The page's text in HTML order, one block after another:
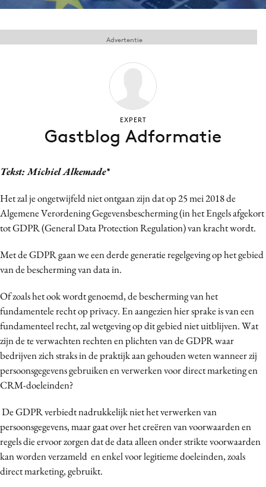
Events
Vacatures
Carriere
Contentmarketing
Craft
Customer Experience
Data & Insights
Design
Diversiteit
Effectiviteit
Gedragsverandering
Influencer marketing
Interne communicatie
Martech
Media
Merkstrategie
PR
Programmatic
Purpose Marketing
Tekst: Michiel Alkemade*
Het zal je ongetwijfeld niet ontgaan zijn dat op 25 mei 2018 de
Algemene Verordening Gegevensbescherming (in het Engels afgekort
tot GDPR (General Data Protection Regulation) van kracht wordt.
Met de GDPR gaan we een derde generatie regelgeving op het gebied
van de bescherming van data in.
Of zoals het ook wordt genoemd, de bescherming van het
fundamentele recht op privacy. En aangezien hier sprake is van een
fundamenteel recht, zal wetgeving op dit gebied niet uitblijven. Wat
zijn de te verwachten rechten en plichten van de GDPR waar
bedrijven zich straks in de praktijk aan gehouden weten wanneer zij
persoonsgegevens gebruiken en verwerken voor direct marketing en
CRM-doeleinden?
De GDPR verbiedt nadrukkelijk niet het verwerken van
persoonsgegevens, maar gaat over het creëren van voorwaarden en
regels die ervoor zorgen dat de data alleen onder strikte voorwaarden
kan worden verzameld en enkel voor legitieme doeleinden, zoals
direct marketing, gebruikt.
Advertentie
EXPERT
Gastblog Adformatie